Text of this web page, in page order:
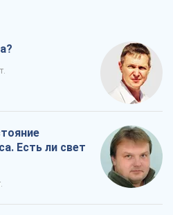
Есть ли свет